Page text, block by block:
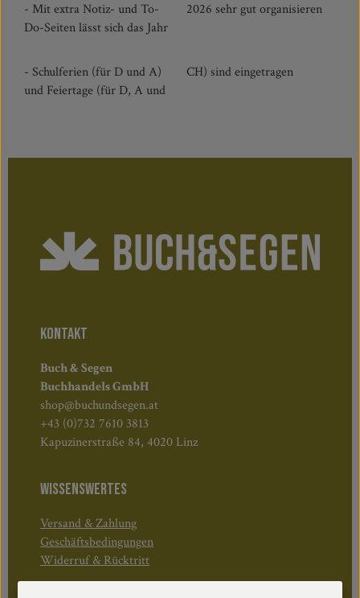
- Mit extra Notiz- und To-
Do-Seiten lässt sich das Jahr
2026 sehr gut organisieren
- Schulferien (für D und A)
und Feiertage (für D, A und
CH) sind eingetragen
KONTAKT
Buch & Segen
Buchhandels GmbH
shop@buchundsegen.at
+43 (0)732 7610 3813
Kapuzinerstraße 84, 4020 Linz
WISSENSWERTES
Versand & Zahlung
Geschäftsbedingungen
Widerruf & Rücktritt